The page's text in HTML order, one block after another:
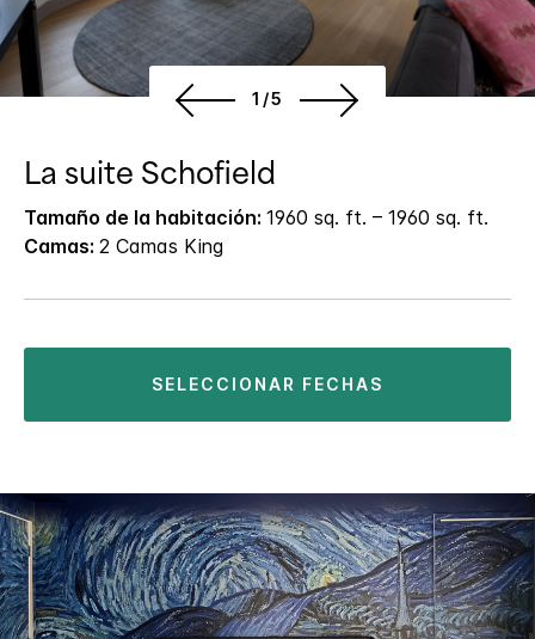
1/5
La suite Schofield
Tamaño de la habitación: 1960 sq. ft. – 1960 sq. ft.
Camas: 2 Camas King
SELECCIONAR FECHAS